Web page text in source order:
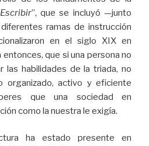
”, que se incluyó —junto
ramas de instrucción
en el siglo XIX en
que si una persona no
las habilidades de la triada, no
organizado, activo y eficiente
que una sociedad en
como la nuestra le exigía.
ha estado presente en